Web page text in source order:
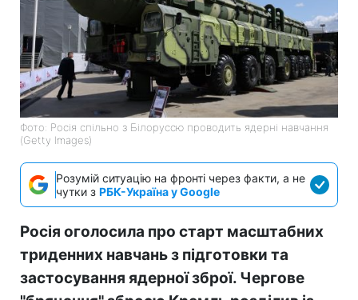
Фото: Росія спільно з Білоруссю проводить ядерні навчання
(Getty Images)
Розумій ситуацію на фронті через факти, а не
чутки з РБК-Україна у Google
Росія оголосила про старт масштабних
триденних навчань з підготовки та
застосування ядерної зброї. Чергове